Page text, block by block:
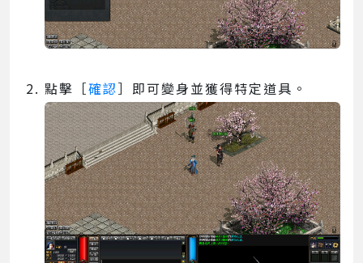
點擊［確認］即可變身並獲得特定道具。